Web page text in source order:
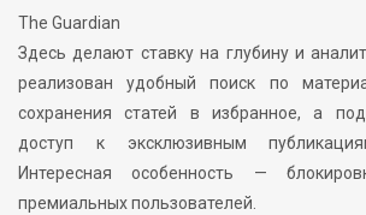
The Guardian
Здесь делают ставку на глубину и
реализован удобный поиск по
сохранения статей в избранное, а
доступ к эксклюзивным
Интересная особенность —
премиальных пользователей.